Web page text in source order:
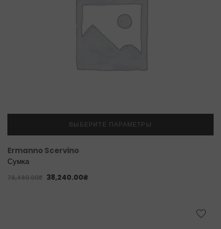
ВЫБЕРИТЕ ПАРАМЕТРЫ
Ermanno Scervino
Сумка
76,480.00₴ 38,240.00₴